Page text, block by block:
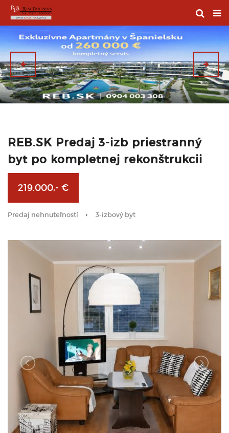
REB.SK Predaj 3-izb priestranný
byt po kompletnej rekonštrukcii
219.000,- €
Predaj nehnuteľností 3-izbový byt